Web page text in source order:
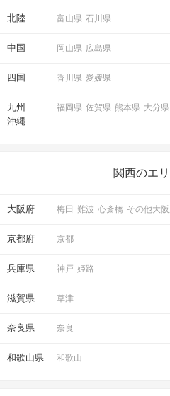
北陸 富山県 石川県
中国 岡山県 広島県
四国 香川県 愛媛県
九州
沖縄
福岡県 佐賀県 熊本県 大分県
関西のエ
大阪府 梅田 難波 心斎橋 その他大
京都府 京都
兵庫県 神戸 姫路
滋賀県 草津
奈良県 奈良
和歌山県 和歌山